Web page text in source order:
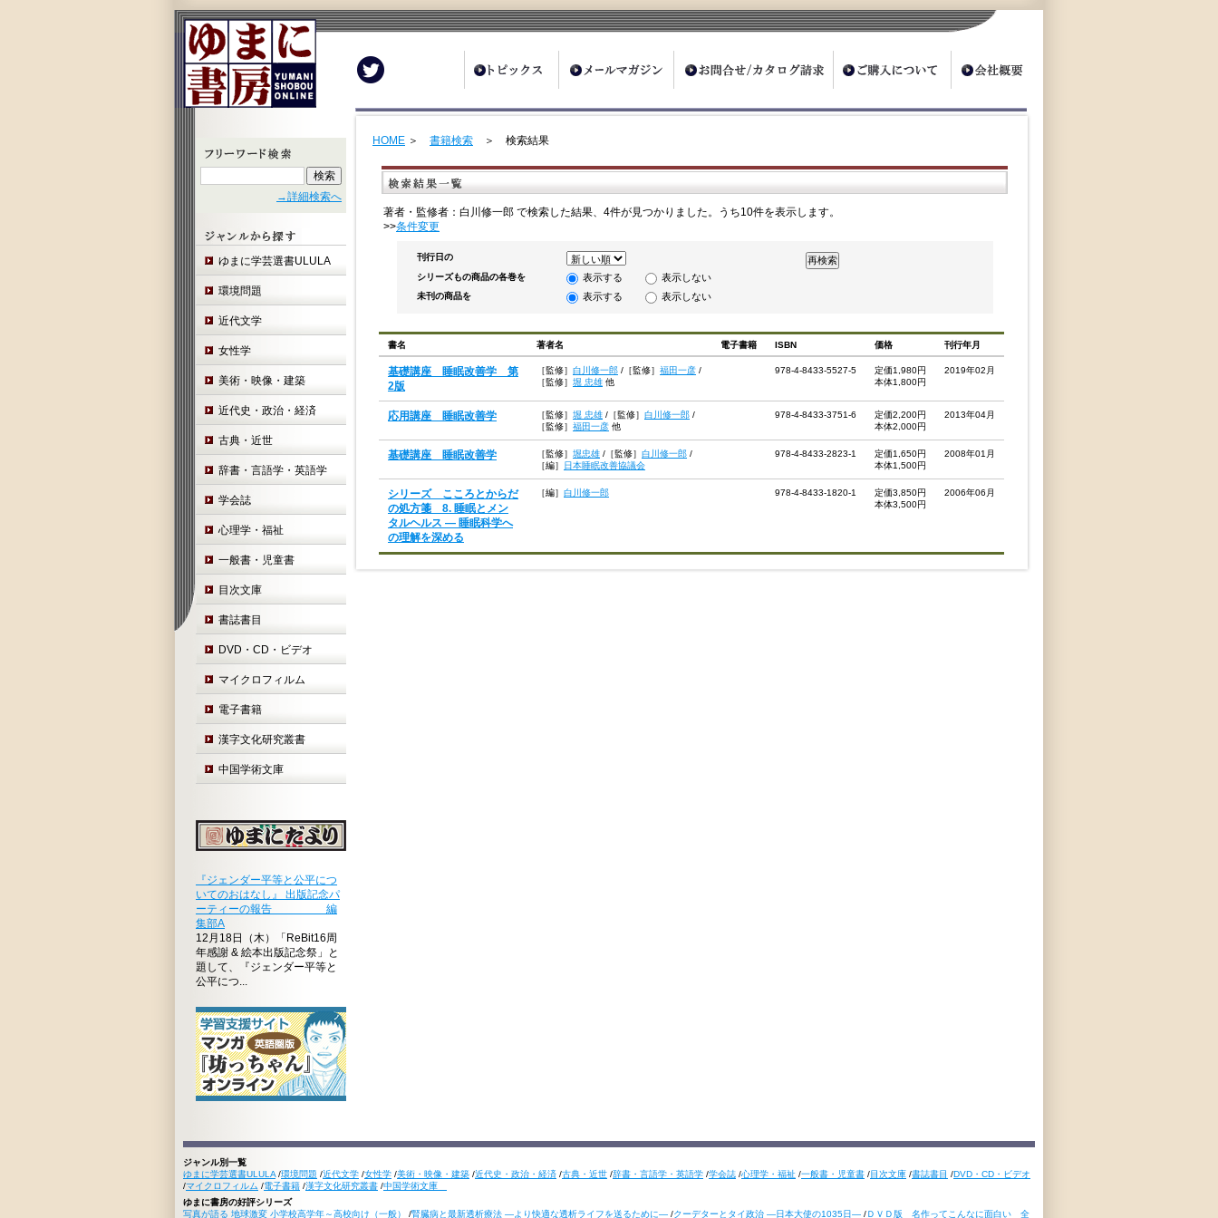
→詳細検索へ
ゆまに学芸選書ULULA
環境問題
近代文学
女性学
美術・映像・建築
近代史・政治・経済
古典・近世
辞書・言語学・英語学
学会誌
心理学・福祉
一般書・児童書
目次文庫
書誌書目
DVD・CD・ビデオ
マイクロフィルム
電子書籍
漢字文化研究叢書
中国学術文庫
『ジェンダー平等と公平につ
いてのおはなし』 出版記念パ
ーティーの報告 編
集部A
12月18日（木）「ReBit16周
年感謝 & 絵本出版記念祭」と
題して、『ジェンダー平等と
公平につ...
HOME ＞ 書籍検索 ＞ 検索結果
著者・監修者：白川修一郎 で検索した結果、4件が見つかりました。うち10件を表示します。
>>条件変更
刊行日の
シリーズもの商品の各巻を
表示する 表示しない
未刊の商品を 表示する 表示しない
書名 著者名 電子書籍 ISBN 価格 刊行年月
基礎講座 睡眠改善学 第
2版
［監修］ 白川修一郎 / ［監修］ 福田一彦 /
［監修］ 堀 忠雄 他
978-4-8433-5527-5
定価1,980円
本体1,800円
2019年02月
応用講座 睡眠改善学 ［監修］ 堀 忠雄 / ［監修］ 白川修一郎 /
［監修］ 福田一彦 他
978-4-8433-3751-6
定価2,200円
本体2,000円
2013年04月
基礎講座 睡眠改善学 ［監修］ 堀忠雄 / ［監修］ 白川修一郎 /
［編］ 日本睡眠改善協議会
978-4-8433-2823-1
定価1,650円
本体1,500円
2008年01月
シリーズ こころとからだ
の処方箋 8. 睡眠とメン
タルヘルス ― 睡眠科学へ
の理解を深める
［編］ 白川修一郎 978-4-8433-1820-1
定価3,850円
本体3,500円
2006年06月
ジャンル別一覧
ゆまに学芸選書ULULA /環境問題 /近代文学 /女性学 /美術・映像・建築 /近代史・政治・経済 /古典・近世 /辞書・言語学・英語学 /学会誌 /心理学・福祉 /一般書・児童書 /目次文庫 /書誌書目 /DVD・CD・ビデオ
/マイクロフィルム /電子書籍 /漢字文化研究叢書 /中国学術文庫
ゆまに書房の好評シリーズ
写真が語る 地球激変 小学校高学年～高校向け（一般）
/腎臓病と最新透析療法 ―より快適な透析ライフを送るために― /クーデターとタイ政治 ―日本大使の1035日― /ＤＶＤ版 名作ってこんなに面白い 全